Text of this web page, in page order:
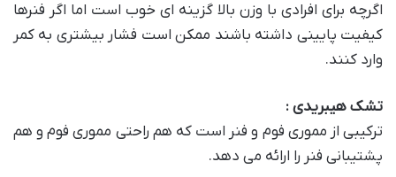
اگرچه برای افرادی با وزن بالا گزینه ای خوب است اما اگر فنرها
کیفیت پایینی داشته باشند ممکن است فشار بیشتری به کمر
وارد کنند.
تشک هیبریدی :
ترکیبی از مموری فوم و فنر است که هم راحتی مموری فوم و هم
پشتیبانی فنر را ارائه می دهد.